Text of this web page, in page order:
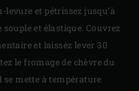
levure et pétrissez jusqu’à
souple et élastique. Couvrez
et laissez lever 30
le fromage de chèvre du
mette à température